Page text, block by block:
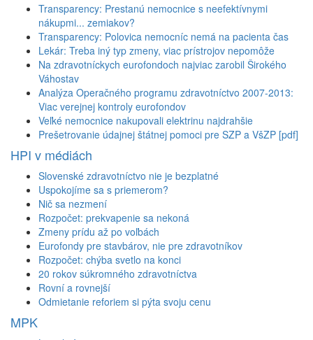
Transparency: Prestanú nemocnice s neefektívnymi
nákupmi... zemiakov?
Transparency: Polovica nemocníc nemá na pacienta čas
Lekár: Treba iný typ zmeny, viac prístrojov nepomôže
Na zdravotníckych eurofondoch najviac zarobil Širokého
Váhostav
Analýza Operačného programu zdravotníctvo 2007-2013:
Viac verejnej kontroly eurofondov
Veľké nemocnice nakupovali elektrinu najdrahšie
Prešetrovanie údajnej štátnej pomoci pre SZP a VšZP [pdf]
HPI v médiách
Slovenské zdravotníctvo nie je bezplatné
Uspokojíme sa s priemerom?
Nič sa nezmení
Rozpočet: prekvapenie sa nekoná
Zmeny prídu až po voľbách
Eurofondy pre stavbárov, nie pre zdravotníkov
Rozpočet: chýba svetlo na konci
20 rokov súkromného zdravotníctva
Rovní a rovnejší
Odmietanie reforiem si pýta svoju cenu
MPK